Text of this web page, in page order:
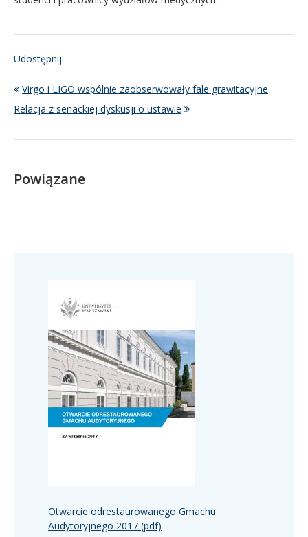
Udostępnij:
Virgo i LIGO wspólnie zaobserwowały fale grawitacyjne
Relacja z senackiej dyskusji o ustawie
Powiązane
Otwarcie odrestaurowanego Gmachu
Audytoryjnego 2017 (pdf)